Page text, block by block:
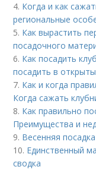
4. Когда и как
региональные
5. Как вырастить
посадочного
6. Как посадить
посадить в
7. Как и когда
Когда сажать
8. Как правильно
Преимущества и
9. Весенняя
10. Единственный
сводка